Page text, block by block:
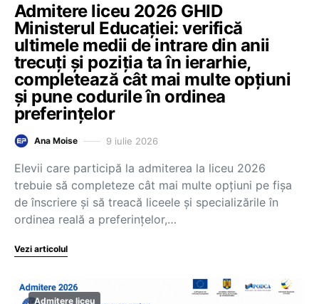
Admitere liceu 2026 GHID
Ministerul Educației: verifică
ultimele medii de intrare din anii
trecuți și poziția ta în ierarhie,
completează cât mai multe opțiuni
și pune codurile în ordinea
preferințelor
Ana Moise 9 iulie 2026
Elevii care participă la admiterea la liceu 2026
trebuie să completeze cât mai multe opțiuni pe fișa
de înscriere și să treacă liceele și specializările în
ordinea reală a preferințelor,…
Vezi articolul
Admitere liceu